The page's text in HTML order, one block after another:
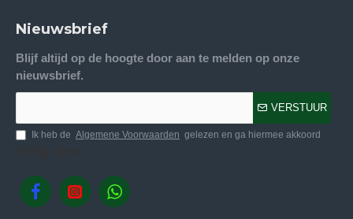
Nieuwsbrief
Blijf altijd op de hoogte door aan te melden op onze
nieuwsbrief.
VERSTUUR
Ik heb de Algemene Voorwaarden gelezen en ga hiermee akkoord